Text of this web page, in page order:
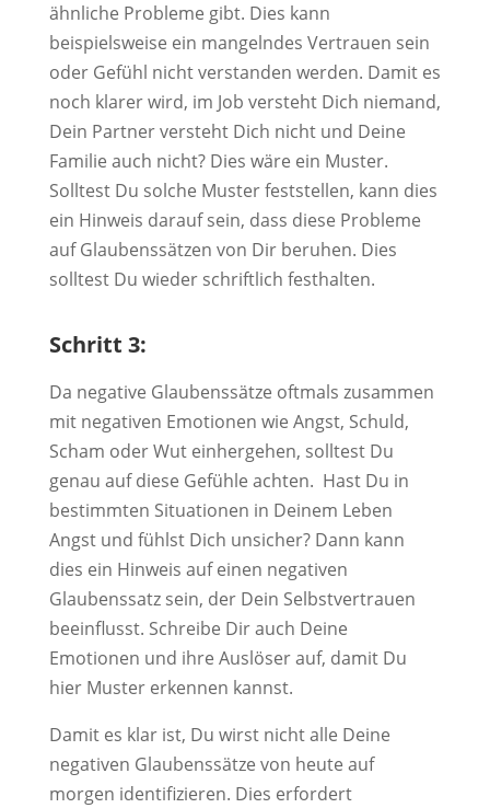
ähnliche Probleme gibt. Dies kann
beispielsweise ein mangelndes Vertrauen sein
oder Gefühl nicht verstanden werden. Damit es
noch klarer wird, im Job versteht Dich niemand,
Dein Partner versteht Dich nicht und Deine
Familie auch nicht? Dies wäre ein Muster.
Solltest Du solche Muster feststellen, kann dies
ein Hinweis darauf sein, dass diese Probleme
auf Glaubenssätzen von Dir beruhen. Dies
solltest Du wieder schriftlich festhalten.
Schritt 3:
Da negative Glaubenssätze oftmals zusammen
mit negativen Emotionen wie Angst, Schuld,
Scham oder Wut einhergehen, solltest Du
genau auf diese Gefühle achten. Hast Du in
bestimmten Situationen in Deinem Leben
Angst und fühlst Dich unsicher? Dann kann
dies ein Hinweis auf einen negativen
Glaubenssatz sein, der Dein Selbstvertrauen
beeinflusst. Schreibe Dir auch Deine
Emotionen und ihre Auslöser auf, damit Du
hier Muster erkennen kannst.
Damit es klar ist, Du wirst nicht alle Deine
negativen Glaubenssätze von heute auf
morgen identifizieren. Dies erfordert